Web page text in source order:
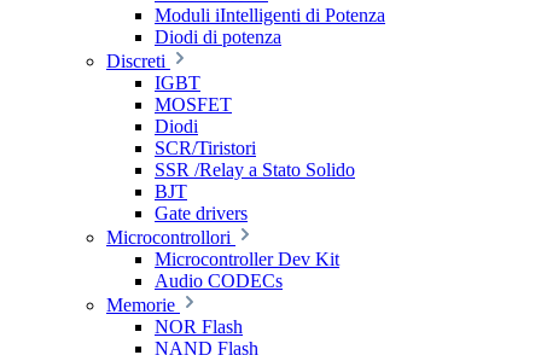
Moduli iIntelligenti di Potenza
Diodi di potenza
Discreti
IGBT
MOSFET
Diodi
SCR/Tiristori
SSR /Relay a Stato Solido
BJT
Gate drivers
Microcontrollori
Microcontroller Dev Kit
Audio CODECs
Memorie
NOR Flash
NAND Flash